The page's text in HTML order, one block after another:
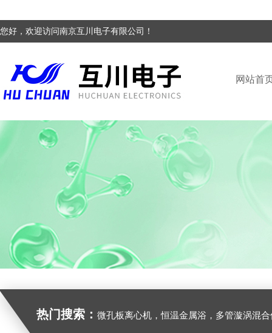
您好，欢迎访问南京互川电子有限公司！
网站首
热门搜索： 微孔板离心机，恒温金属浴，多管漩涡混合仪，梅毒旋转仪,红外线灭菌器，微孔板恒温振荡器，恒温混匀仪，水平摇床，牛奶抗生素恒